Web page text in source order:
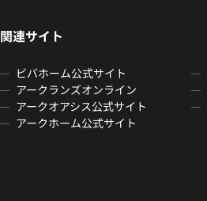
関連サイト
ビバホーム公式サイト
アークランズオンライン
アークオアシス公式サイト
アークホーム公式サイト